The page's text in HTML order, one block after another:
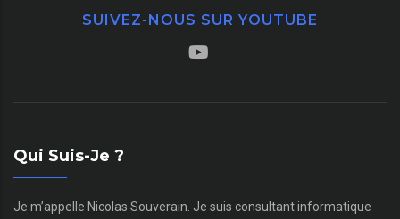
SUIVEZ-NOUS SUR YOUTUBE
Qui Suis-Je ?
Je m’appelle Nicolas Souverain. Je suis consultant informatique